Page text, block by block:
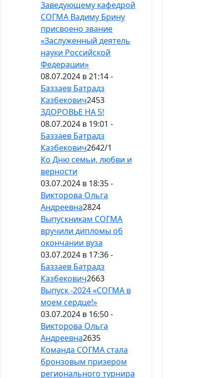
Заведующему кафедрой
СОГМА Вадиму Брину
присвоено звание
«Заслуженный деятель
науки Российской
Федерации»
08.07.2024 в 21:14 -
Баззаев Батрадз
Казбекович2453
ЗДОРОВЬЕ НА 5!
08.07.2024 в 19:01 -
Баззаев Батрадз
Казбекович2642/1
Ко Дню семьи, любви и
верности
03.07.2024 в 18:35 -
Викторова Ольга
Андреевна2824
Выпускникам СОГМА
вручили дипломы об
окончании вуза
03.07.2024 в 17:36 -
Баззаев Батрадз
Казбекович2663
Выпуск -2024 «СОГМА в
моем сердце!»
03.07.2024 в 16:50 -
Викторова Ольга
Андреевна2635
Команда СОГМА стала
бронзовым призером
регионального турнира